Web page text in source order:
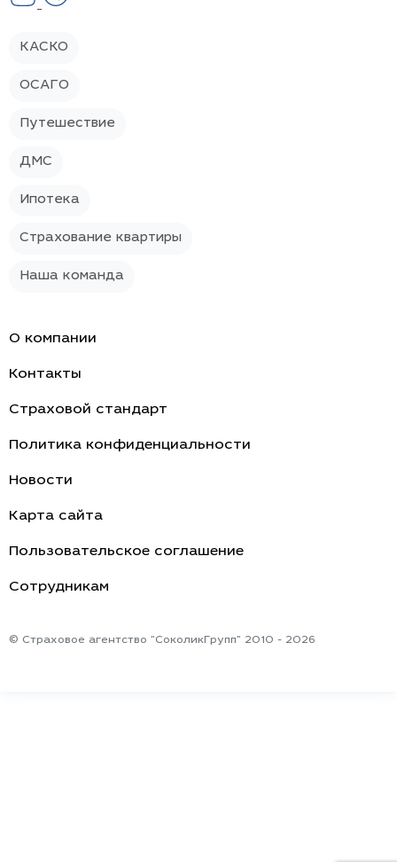
КАСКО
ОСАГО
Путешествие
ДМС
Ипотека
Страхование квартиры
Наша команда
О компании
Контакты
Страховой стандарт
Политика конфиденциальности
Новости
Карта сайта
Пользовательское соглашение
Cотрудникам
© Страховое агентство "СоколикГрупп" 2010 - 2026